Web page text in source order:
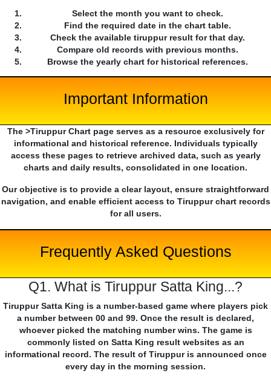
Select the month you want to check.
Find the required date in the chart table.
Check the available tiruppur result for that day.
Compare old records with previous months.
Browse the yearly chart for historical references.
Important Information
The >Tiruppur Chart page serves as a resource exclusively for
informational and historical reference. Individuals typically
access these pages to retrieve archived data, such as yearly
charts and daily results, consolidated in one location.
Our objective is to provide a clear layout, ensure straightforward
navigation, and enable efficient access to Tiruppur chart records
for all users.
Frequently Asked Questions
Q1. What is Tiruppur Satta King...?
Tiruppur Satta King is a number-based game where players pick
a number between 00 and 99. Once the result is declared,
whoever picked the matching number wins. The game is
commonly listed on Satta King result websites as an
informational record. The result of Tiruppur is announced once
every day in the morning session.